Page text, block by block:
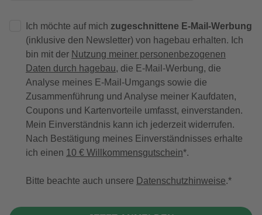
Ich möchte auf mich zugeschnittene E-Mail-Werbung
(inklusive den Newsletter) von hagebau erhalten. Ich
bin mit der Nutzung meiner personenbezogenen
Daten durch hagebau, die E-Mail-Werbung, die
Analyse meines E-Mail-Umgangs sowie die
Zusammenführung und Analyse meiner Kaufdaten,
Coupons und Kartenvorteile umfasst, einverstanden.
Mein Einverständnis kann ich jederzeit widerrufen.
Nach Bestätigung meines Einverständnisses erhalte
ich einen 10 € Willkommensgutschein*.
Bitte beachte auch unsere Datenschutzhinweise.